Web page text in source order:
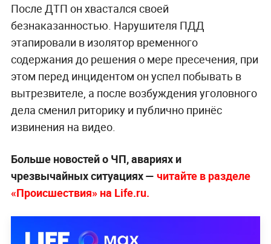
После ДТП он хвастался своей
безнаказанностью. Нарушителя ПДД
этапировали в изолятор временного
содержания до решения о мере пресечения, при
этом перед инцидентом он успел побывать в
вытрезвителе, а после возбуждения уголовного
дела сменил риторику и публично принёс
извинения на видео.
Больше новостей о ЧП, авариях и
чрезвычайных ситуациях — читайте в разделе
«Происшествия» на Life.ru.